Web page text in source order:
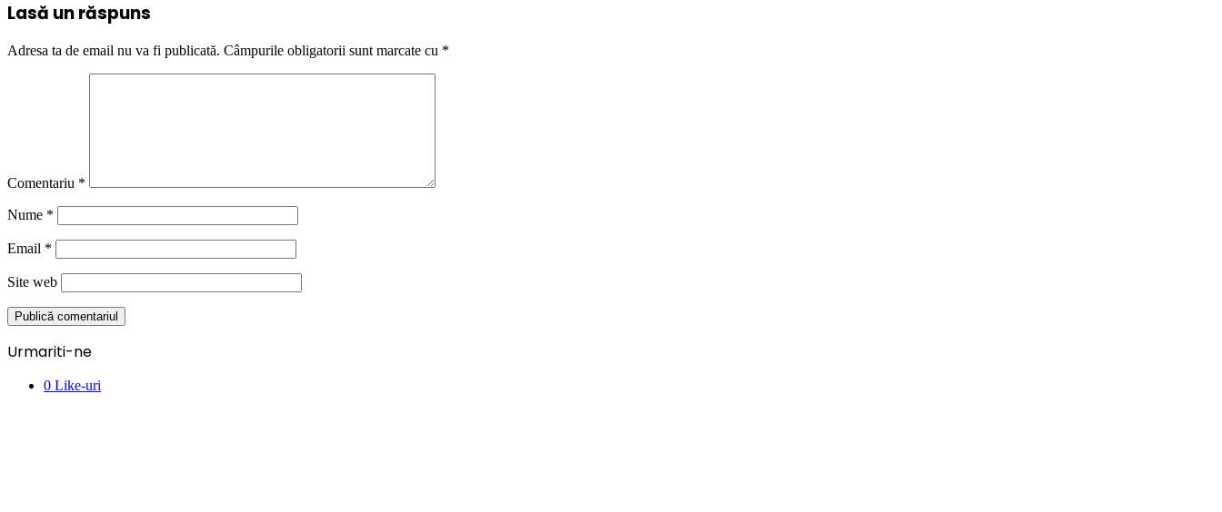
Lasă un răspuns
Adresa ta de email nu va fi publicată. Câmpurile obligatorii sunt marcate cu *
Comentariu *
Nume *
Email *
Site web
Urmariti-ne
0 Like-uri